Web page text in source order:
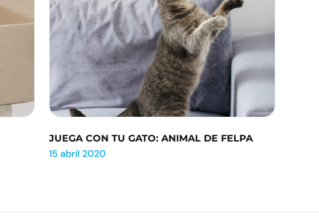
15 abril 2020
JUEGA CON TU GATO: ANIMAL DE FELPA